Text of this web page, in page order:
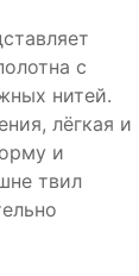
с
нитей.
лёгкая и
и
твил